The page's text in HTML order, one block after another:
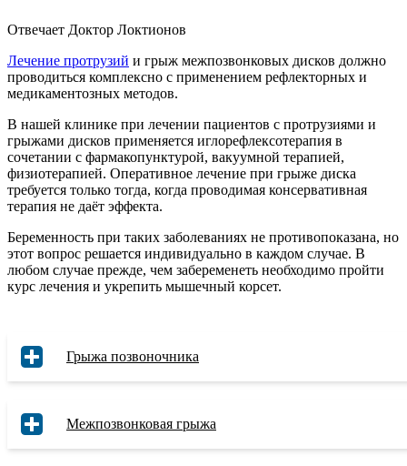
Отвечает Доктор Локтионов
Лечение протрузий и грыж межпозвонковых дисков должно
проводиться комплексно с применением рефлекторных и
медикаментозных методов.
В нашей клинике при лечении пациентов с протрузиями и
грыжами дисков применяется иглорефлексотерапия в
сочетании с фармакопунктурой, вакуумной терапией,
физиотерапией. Оперативное лечение при грыже диска
требуется только тогда, когда проводимая консервативная
терапия не даёт эффекта.
Беременность при таких заболеваниях не противопоказана, но
этот вопрос решается индивидуально в каждом случае. В
любом случае прежде, чем забеременеть необходимо пройти
курс лечения и укрепить мышечный корсет.
Грыжа позвоночника
Межпозвонковая грыжа